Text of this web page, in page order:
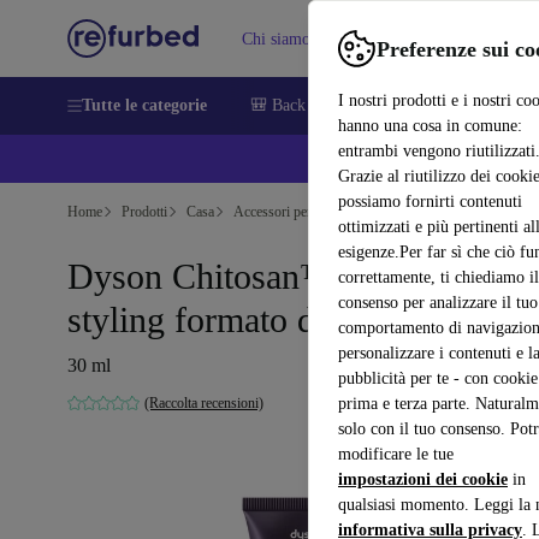
Preferenze sui
I nostri prodotti e i nostri
hanno una cosa in comune:
entrambi vengono riutilizzati.
Grazie al riutilizzo dei
possiamo fornirti contenuti
ottimizzati e più pertinenti
esigenze.Per far sì che ciò
correttamente, ti chiediamo il
consenso per analizzare il tuo
comportamento di
personalizzare i contenuti e la
pubblicità per te - con
prima e terza parte.
solo con il tuo consenso.
modificare le tue
impostazioni dei cookie in
qualsiasi momento. Leggi la
informativa sulla privacy.
Chi siamo Vendere Assistenza
Tutte le categorie 🎒 Back to school Smartphone
💰
Home Prodotti Casa Accessori per elettrodomestici
Dyson Chitosan™ Siero post-
styling formato da viaggio
30 ml
(Raccolta recensioni)